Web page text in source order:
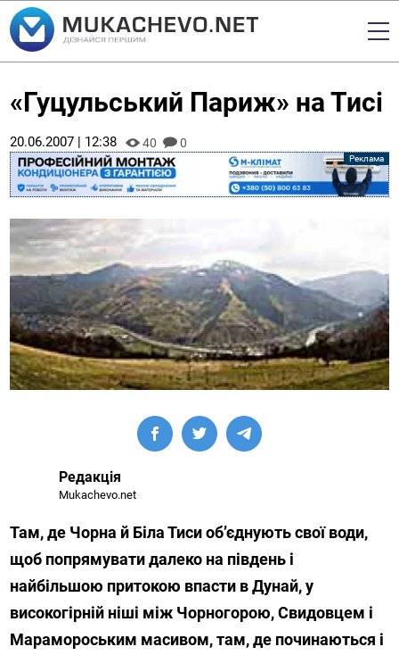
«Гуцульський Париж» на Тисі
20.06.2007 | 12:38 40 0
Редакція
Mukachevo.net
Там, де Чорна й Біла Тиси об’єднують свої води,
щоб попрямувати далеко на південь і
найбільшою притокою впасти в Дунай, у
високогірній ніші між Чорногорою, Свидовцем і
Марамороським масивом, там, де починаються і